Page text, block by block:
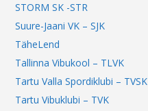
STORM SK -STR
Suure-Jaani VK – SJK
TäheLend
Tallinna Vibukool – TLVK
Tartu Valla Spordiklubi – TVSK
Tartu Vibuklubi – TVK